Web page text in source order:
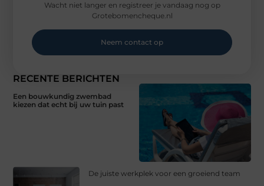
RECENTE BERICHTEN
Een bouwkundig zwembad
kiezen dat echt bij uw tuin past
De juiste werkplek voor een groeiend team
Wacht niet langer en registreer je vandaag nog op
Grotebomencheque.nl
Neem contact op